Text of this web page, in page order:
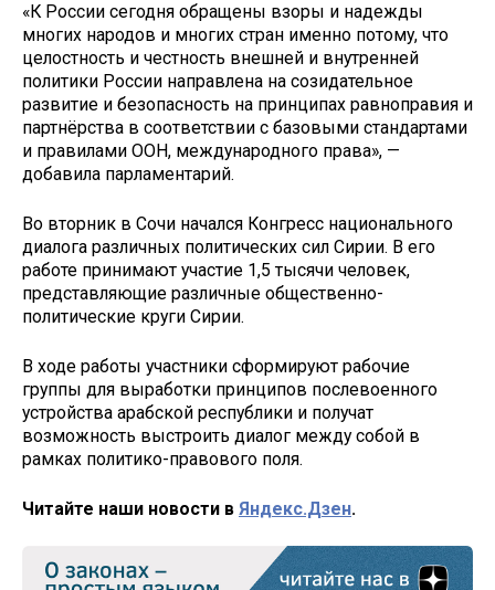
«К России сегодня обращены взоры и надежды
многих народов и многих стран именно потому, что
целостность и честность внешней и внутренней
политики России направлена на созидательное
развитие и безопасность на принципах равноправия и
партнёрства в соответствии с базовыми стандартами
и правилами ООН, международного права», —
добавила парламентарий.
Во вторник в Сочи начался Конгресс национального
диалога различных политических сил Сирии. В его
работе принимают участие 1,5 тысячи человек,
представляющие различные общественно-
политические круги Сирии.
В ходе работы участники сформируют рабочие
группы для выработки принципов послевоенного
устройства арабской республики и получат
возможность выстроить диалог между собой в
рамках политико-правового поля.
Читайте наши новости в Яндекс.Дзен.